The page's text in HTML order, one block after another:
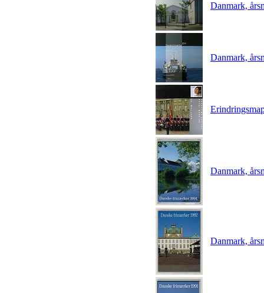
Danmark,
Danmark,
Danmark,
Danmark,